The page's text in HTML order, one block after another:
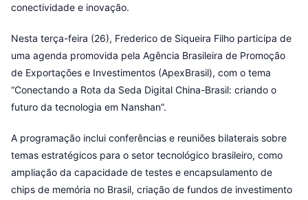
conectividade e inovação.
Nesta terça-feira (26), Frederico de Siqueira Filho participa de
uma agenda promovida pela Agência Brasileira de Promoção
de Exportações e Investimentos (ApexBrasil), com o tema
“Conectando a Rota da Seda Digital China-Brasil: criando o
futuro da tecnologia em Nanshan”.
A programação inclui conferências e reuniões bilaterais sobre
temas estratégicos para o setor tecnológico brasileiro, como
ampliação da capacidade de testes e encapsulamento de
chips de memória no Brasil, criação de fundos de investimento